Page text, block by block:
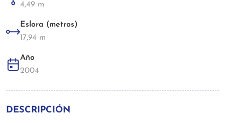
4,49 m
Eslora (metros)
17,94 m
Año
2004
DESCRIPCIÓN